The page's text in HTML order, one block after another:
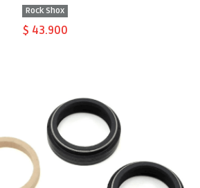
Rock Shox
$ 43.900